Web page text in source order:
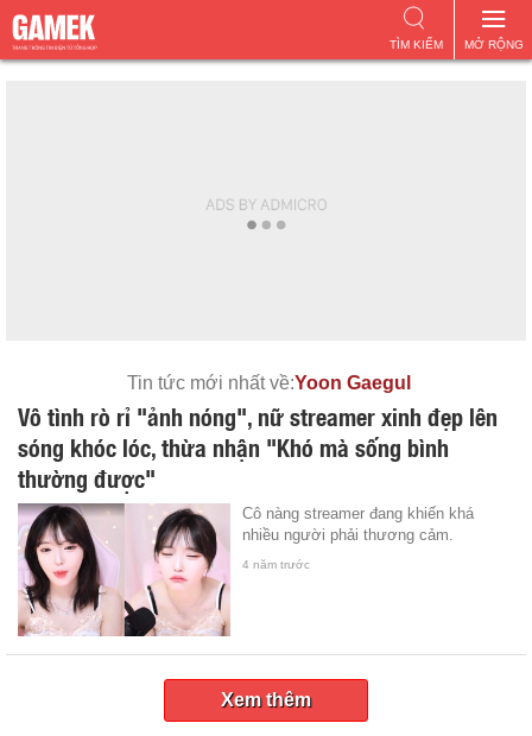
MỞ RỘNG
TÌM KIẾM
Tin tức mới nhất về:Yoon Gaegul
Vô tình rò rỉ "ảnh nóng", nữ streamer xinh đẹp lên
sóng khóc lóc, thừa nhận "Khó mà sống bình
thường được"
Cô nàng streamer đang khiến khá
nhiều người phải thương cảm.
4 năm trước
Xem thêm